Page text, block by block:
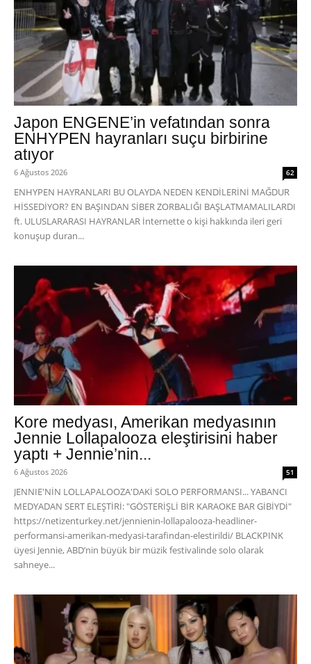
Japon ENGENE’in vefatından sonra
ENHYPEN hayranları suçu birbirine
atıyor
6 Ağustos 2026 62
ENHYPEN HAYRANLARI BU OLAYDA NEDEN KENDİLERİNİ MAĞDUR
HİSSEDİYOR? EN BAŞINDAN SİBER ZORBALIĞI BAŞLATMAMALILARDI
ft. ULUSLARARASI HAYRANLAR İnternette o kişi hakkında ileri geri
konuşup duran...
Kore medyası, Amerikan medyasının
Jennie Lollapalooza eleştirisini haber
yaptı + Jennie’nin...
6 Ağustos 2026 51
JENNIE'NİN LOLLAPALOOZA'DAKİ SOLO PERFORMANSI... YABANCI
MEDYADAN SERT ELEŞTİRİ: "GÖSTERİŞLİ BİR KARAOKE BAR GİBİYDİ"
https://netizenturkey.net/jennienin-lollapalooza-headliner-
performansi-amerikan-medyasi-tarafindan-elestirildi/ BLACKPINK
üyesi Jennie, ABD’nin büyük bir müzik festivalinde solo olarak
sahneye...